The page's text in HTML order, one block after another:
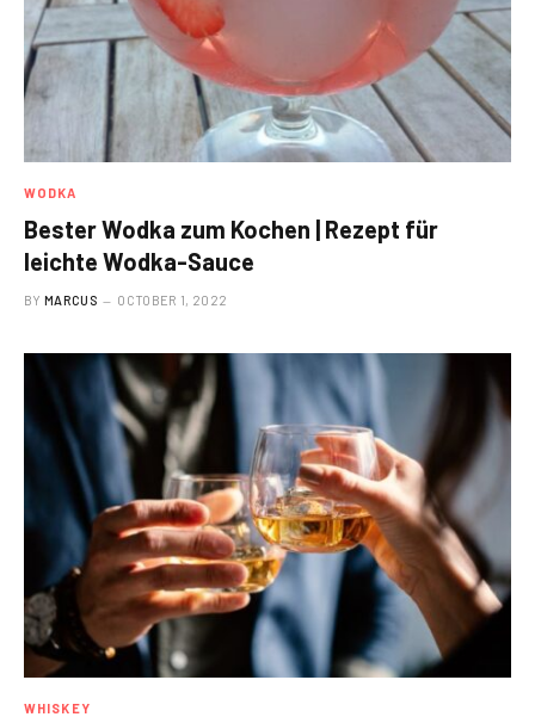
WODKA
Bester Wodka zum Kochen | Rezept für
leichte Wodka-Sauce
BY MARCUS OCTOBER 1, 2022
WHISKEY